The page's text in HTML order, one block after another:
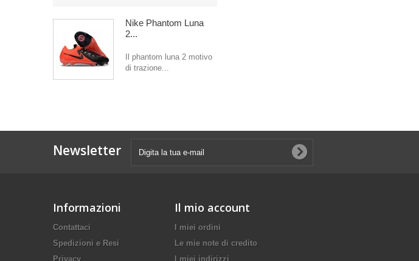
Nike Phantom Luna
2...
Il phantom luna 2 motivo
di trazione...
Newsletter
Informazioni
Contattaci
Spedizioni e Resi
Privacy
Il mio account
I miei ordini
Le mie note di credito
I miei indirizzi